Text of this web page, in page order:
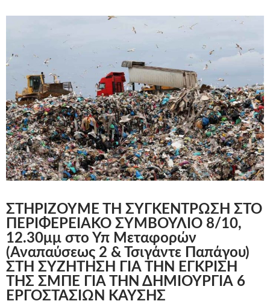
ΣΤΗΡΙΖΟΥΜΕ ΤΗ ΣΥΓΚΕΝΤΡΩΣΗ ΣΤΟ
ΠΕΡΙΦΕΡΕΙΑΚΟ ΣΥΜΒΟΥΛΙΟ 8/10,
12.30μμ στο Υπ Μεταφορών
(Αναπαύσεως 2 & Τσιγάντε Παπάγου)
ΣΤΗ ΣΥΖΗΤΗΣΗ ΓΙΑ ΤΗΝ ΕΓΚΡΙΣΗ
ΤΗΣ ΣΜΠΕ ΓΙΑ ΤΗΝ ΔΗΜΙΟΥΡΓΙΑ 6
ΕΡΓΟΣΤΑΣΙΩΝ ΚΑΥΣΗΣ